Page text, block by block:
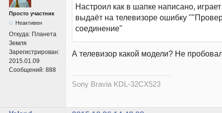
Просто участник
Неактивен
Откуда: Планета
Земля
Зарегистрирован:
2015.01.09
Сообщений: 888
Настроил как в шапке написано,
выдаёт на телевизоре ошибку
соединение"
А телевизор какой модели? Не
Sony Bravia KDL-32CX523